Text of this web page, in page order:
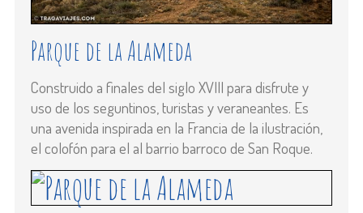
Parque de la Alameda
Construido a finales del siglo XVIII para disfrute y
uso de los seguntinos, turistas y veraneantes. Es
una avenida inspirada en la Francia de la ilustración,
el colofón para el al barrio barroco de San Roque.